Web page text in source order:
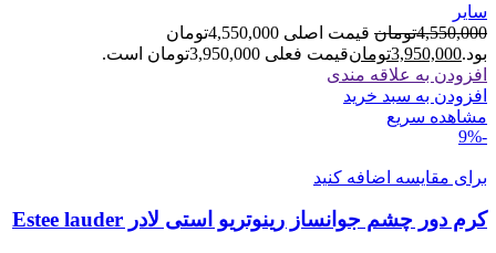
سایر
4,550,000تومان
قیمت اصلی 4,550,000تومان
بود.3,950,000تومانقیمت فعلی 3,950,000تومان است.
افزودن به علاقه مندی
افزودن به سبد خرید
مشاهده سریع
-9%
برای مقایسه اضافه کنید
کرم دور چشم جوانساز رینوتریو استی لادر Estee lauder